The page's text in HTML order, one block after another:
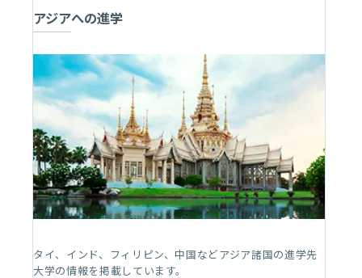
アジアへの進学
タイ、インド、フィリピン、中国などアジア諸国の進学先
大学の情報を掲載しています。